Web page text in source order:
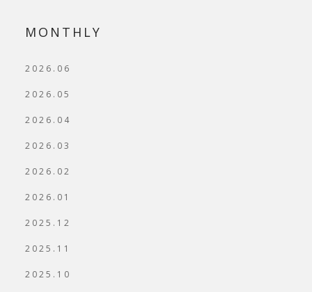
MONTHLY
2026.06
2026.05
2026.04
2026.03
2026.02
2026.01
2025.12
2025.11
2025.10